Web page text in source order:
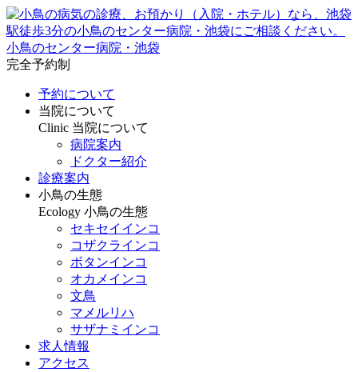
小鳥のセンター病院・池袋
完全予約制
予約について
当院について
Clinic 当院について
病院案内
ドクター紹介
診療案内
小鳥の生態
Ecology 小鳥の生態
セキセイインコ
コザクラインコ
ボタンインコ
オカメインコ
文鳥
マメルリハ
サザナミインコ
求人情報
アクセス